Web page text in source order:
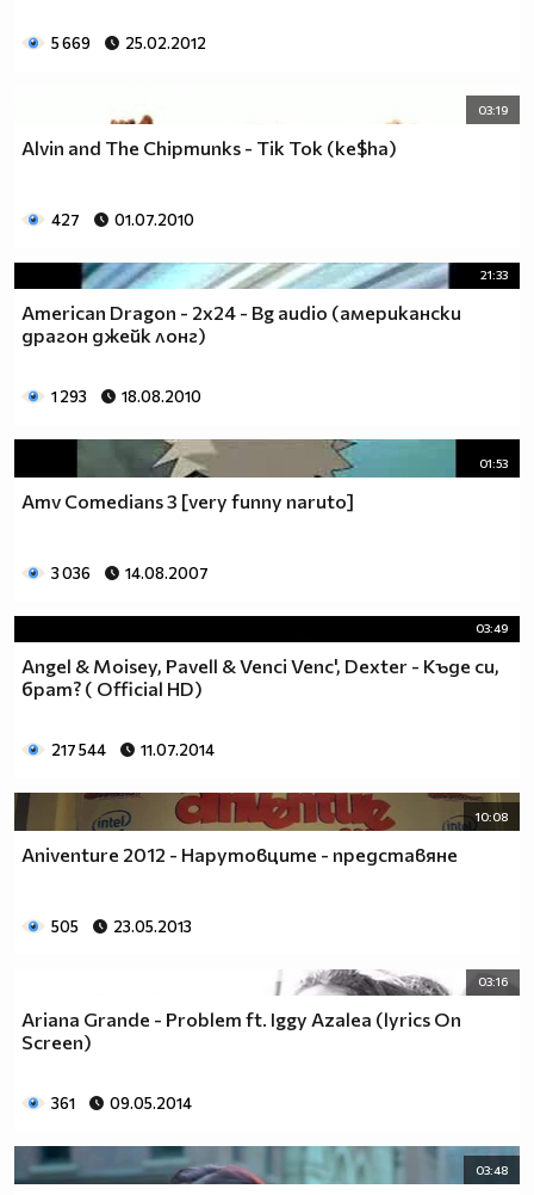
5 669 25.02.2012
03:19
Alvin and The Chipmunks - Tik Tok (ke$ha)
427 01.07.2010
21:33
American Dragon - 2x24 - Bg audio (американски
драгон джейк лонг)
1 293 18.08.2010
01:53
Amv Comedians 3 [very funny naruto]
3 036 14.08.2007
03:49
Angel & Moisey, Pavell & Venci Venc', Dexter - Къде си,
брат? ( Official HD)
217 544 11.07.2014
10:08
Aniventure 2012 - Нарутовците - представяне
505 23.05.2013
03:16
Ariana Grande - Problem ft. Iggy Azalea (lyrics On
Screen)
361 09.05.2014
03:48